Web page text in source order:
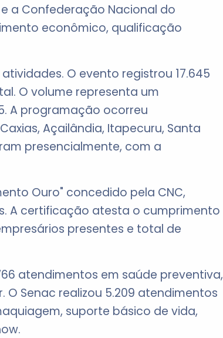
a Confederação Nacional do
econômico, qualificação
O evento registrou 17.645
O volume representa um
A programação ocorreu
Açailândia, Itapecuru, Santa
presencialmente, com a
Ouro" concedido pela CNC,
A certificação atesta o cumprimento
presentes e total de
atendimentos em saúde preventiva,
Senac realizou 5.209 atendimentos
suporte básico de vida,